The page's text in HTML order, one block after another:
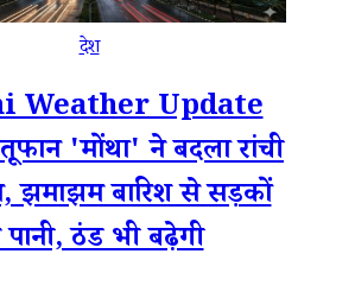
देश
Weather Update
'मोंथा' ने बदला रांची
झमाझम बारिश से सड़कों
पानी, ठंड भी बढ़ेगी